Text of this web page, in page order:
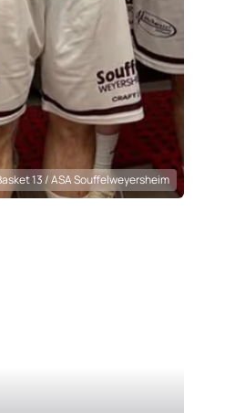
13 / ASA Souffelweyersheim